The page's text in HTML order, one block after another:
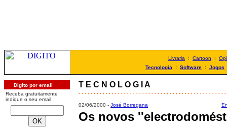
Livraria : Cartoon :
Tecnologia : Software : Jogos
Digito por email
Receba gratuitamente
indique o seu email
T E C N O L O G I A
. . . . . . . . . . . . . . . . . . . . . . . . . . . . . . . . . . . . . . . . . . . . . . . .
02/06/2000 - José Borregana
Os novos